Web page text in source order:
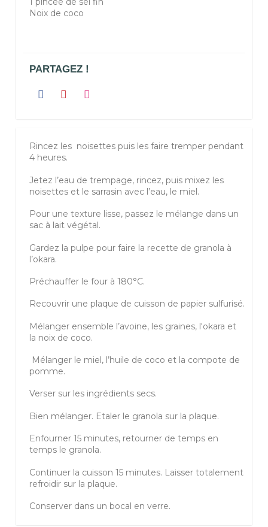
Noix de coco
PARTAGEZ !
Rincez les noisettes puis les faire tremper pendant
4 heures.
Jetez l’eau de trempage, rincez, puis mixez les
noisettes et le sarrasin avec l’eau, le miel.
Pour une texture lisse, passez le mélange dans un
sac à lait végétal.
Gardez la pulpe pour faire la recette de granola à
l’okara.
Préchauffer le four à 180°C.
Recouvrir une plaque de cuisson de papier sulfurisé.
Mélanger ensemble l’avoine, les graines, l'okara et
la noix de coco.
Mélanger le miel, l’huile de coco et la compote de
pomme.
Verser sur les ingrédients secs.
Bien mélanger. Etaler le granola sur la plaque.
Enfourner 15 minutes, retourner de temps en
temps le granola.
Continuer la cuisson 15 minutes. Laisser totalement
refroidir sur la plaque.
Conserver dans un bocal en verre.